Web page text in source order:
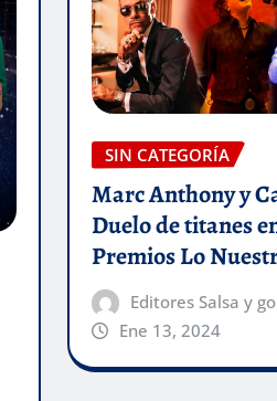
SIN CATEGORÍA
Marc Anthony y
Duelo de titanes
Premios Lo
Editores Salsa y
Ene 13, 2024